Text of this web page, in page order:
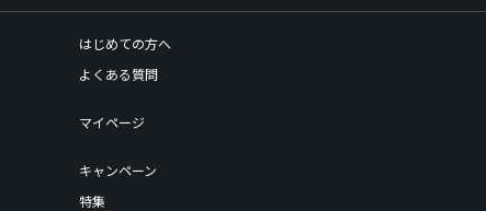
はじめての方へ
よくある質問
マイページ
キャンペーン
特集